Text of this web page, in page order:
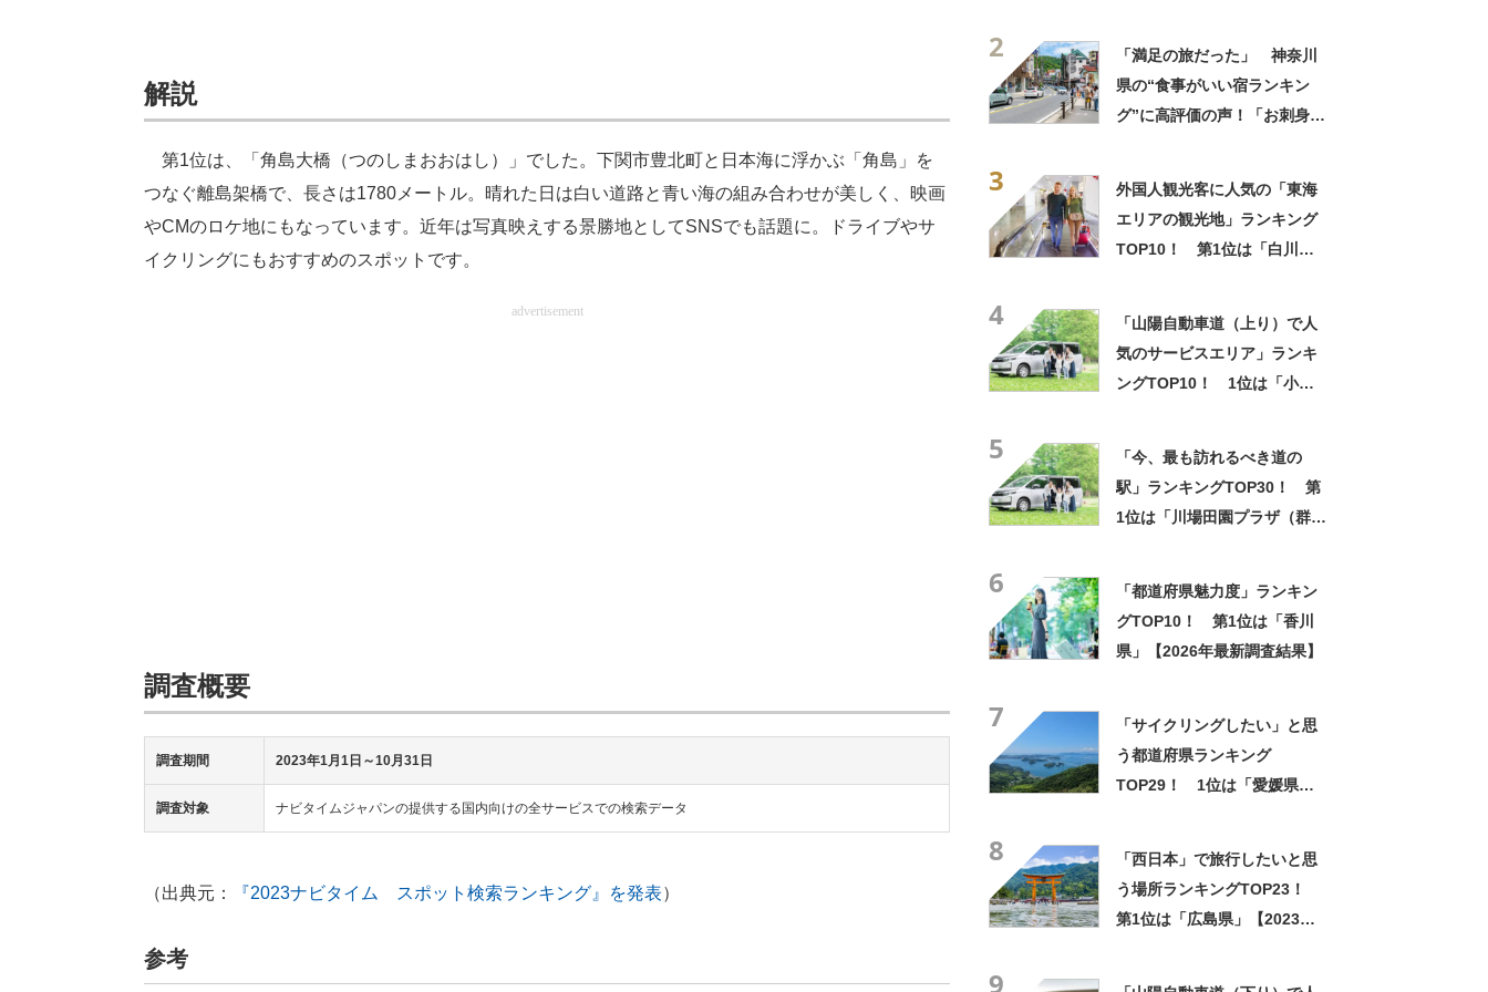
解説
第1位は、「角島大橋（つのしまおおはし）」でした。下関市豊北町と日本海に浮かぶ「角島」を
つなぐ離島架橋で、長さは1780メートル。晴れた日は白い道路と青い海の組み合わせが美しく、映画
やCMのロケ地にもなっています。近年は写真映えする景勝地としてSNSでも話題に。ドライブやサ
イクリングにもおすすめのスポットです。
advertisement
調査概要
調査期間 2023年1月1日～10月31日
調査対象 ナビタイムジャパンの提供する国内向けの全サービスでの検索データ
（出典元： 『2023ナビタイム スポット検索ランキング』を発表）
参考
2
「満足の旅だった」 神奈川
県の“食事がいい宿ランキン
グ”に高評価の声！「お刺身と
3
外国人観光客に人気の「東海
エリアの観光地」ランキング
TOP10！ 第1位は「白川
4
「山陽自動車道（上り）で人
気のサービスエリア」ランキ
ングTOP10！ 1位は「小谷
5
「今、最も訪れるべき道の
駅」ランキングTOP30！ 第
1位は「川場田園プラザ（群馬
6
「都道府県魅力度」ランキン
グTOP10！ 第1位は「香川
県」【2026年最新調査結果】
7
「サイクリングしたい」と思
う都道府県ランキング
TOP29！ 1位は「愛媛県」
8
「西日本」で旅行したいと思
う場所ランキングTOP23！
第1位は「広島県」【2023年
9